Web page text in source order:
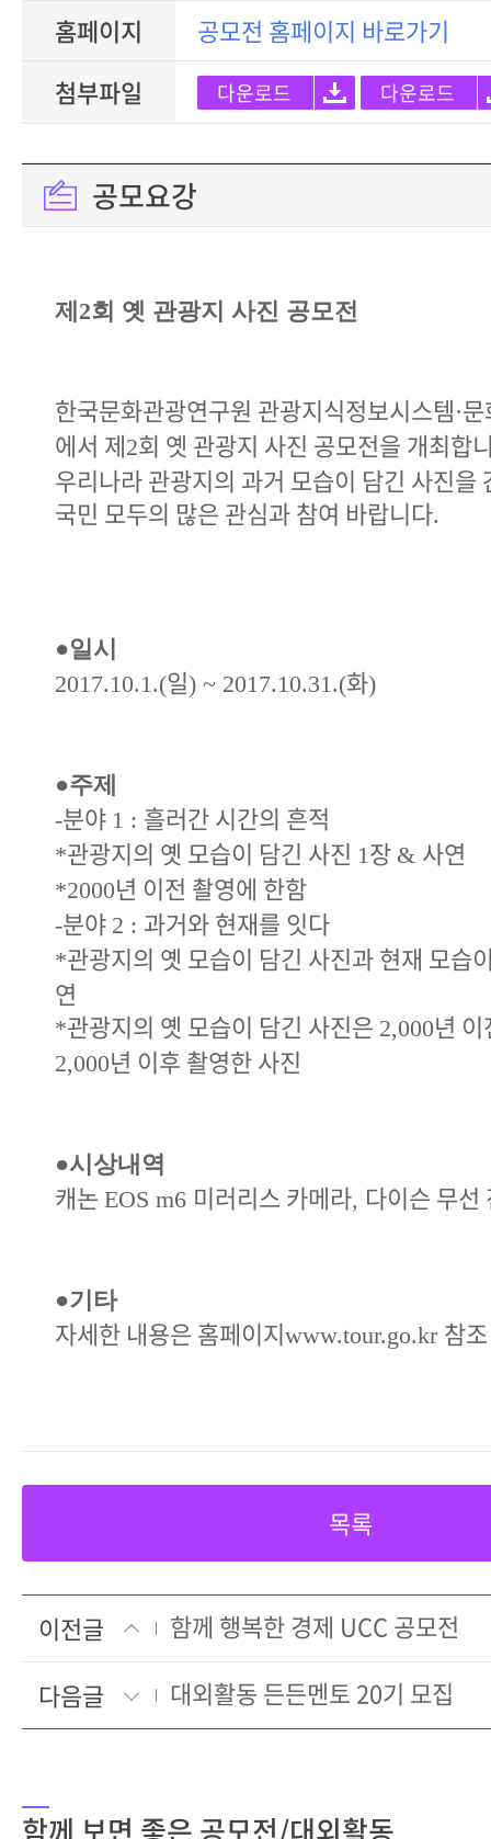
홈페이지
공모전 홈페이지 바로가기
첨부파일
다운로드 다운로드
공모요강
제 2회 옛 관광지 사진 공모전
한국문화관광연구원 관광지식정보시스템·
에서 제2회 옛 관광지 사진 공모전을 개최합
우리나라 관광지의 과거 모습이 담긴 사진을
국민 모두의 많은 관심과 참여 바랍니다.
●일시
2017.10.1.(일) ~ 2017.10.31.(화)
●주제
-분야 1 : 흘러간 시간의 흔적
*관광지의 옛 모습이 담긴 사진 1 장 & 사연
*2000년 이전 촬영에 한함
-분야 2 : 과거와 현재를 잇다
*관광지의 옛 모습이 담긴 사진과 현재 모습
연
*관광지의 옛 모습이 담긴 사진은 2,000년
2,000년 이후 촬영한 사진
●시상내역
캐논 EOS m6 미러리스 카메라, 다이슨 무선
●기타
자세한 내용은 홈페이지www.tour.go.kr 참조
목록
이전글
함께 행복한 경제 UCC 공모전
다음글
대외활동 든든멘토 20기 모집
함께 보면 좋은 공모전/대외활동